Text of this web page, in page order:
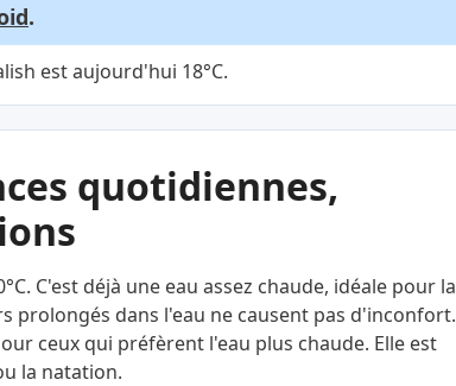
.
est aujourd'hui 18°C.
quotidiennes,
C'est déjà une eau assez chaude, idéale pour la
prolongés dans l'eau ne causent pas d'inconfort.
ceux qui préfèrent l'eau plus chaude. Elle est
la natation.